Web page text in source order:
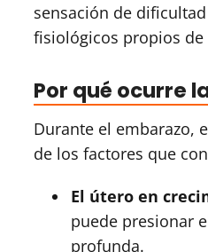
sensación de
fisiológicos propios de
Por qué ocurre
Durante el embarazo,
de los factores que
El útero en
puede presionar
profunda.